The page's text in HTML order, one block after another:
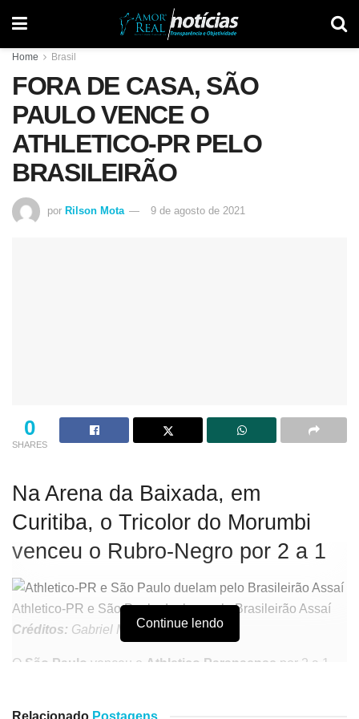
Home Brasil
FORA DE CASA, SÃO
PAULO VENCE O
ATHLETICO-PR PELO
BRASILEIRÃO
por Rilson Mota 9 de agosto de 2021
0
SHARES
Na Arena da Baixada, em
Curitiba, o Tricolor do Morumbi
venceu o Rubro-Negro por 2 a 1
Athletico-PR e São Paulo duelam pelo Brasileirão Assaí
Créditos: Gabriel Machado/AGIF
O São Paulo venceu o Athletico Paranaense por 2 a 1,
Continue lendo
Relacionado Postagens